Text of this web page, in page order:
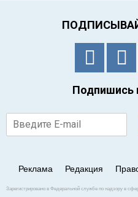
Подпишись
Реклама Редакция
Зарегистрировано в Федеральной службе по надзору в